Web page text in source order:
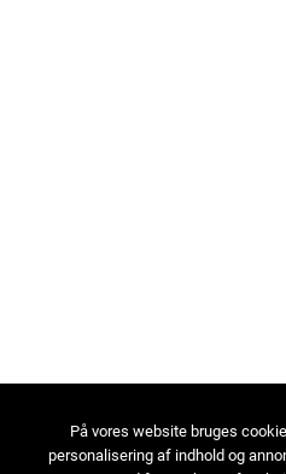
På vores website bruges
personalisering af indhold og